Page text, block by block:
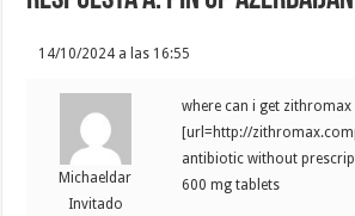
14/10/2024 a las 16:55
Michaeldar
Invitado
where can i get zithromax
[url=http://
antibiotic without
600 mg tablets